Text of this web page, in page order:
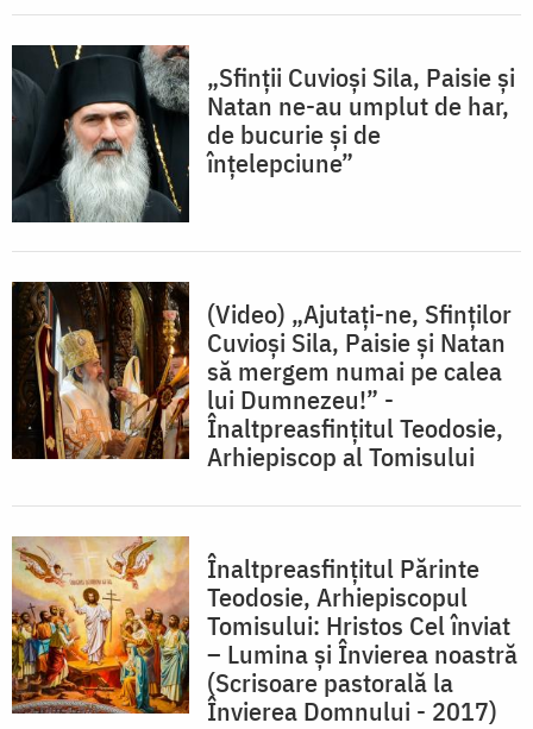
„Sfinții Cuvioși Sila, Paisie și
Natan ne-au umplut de har,
de bucurie și de
înțelepciune”
(Video) „Ajutați-ne, Sfinților
Cuvioși Sila, Paisie și Natan
să mergem numai pe calea
lui Dumnezeu!” -
Înaltpreasfințitul Teodosie,
Arhiepiscop al Tomisului
Înaltpreasfințitul Părinte
Teodosie, Arhiepiscopul
Tomisului: Hristos Cel înviat
– Lumina și Învierea noastră
(Scrisoare pastorală la
Învierea Domnului - 2017)